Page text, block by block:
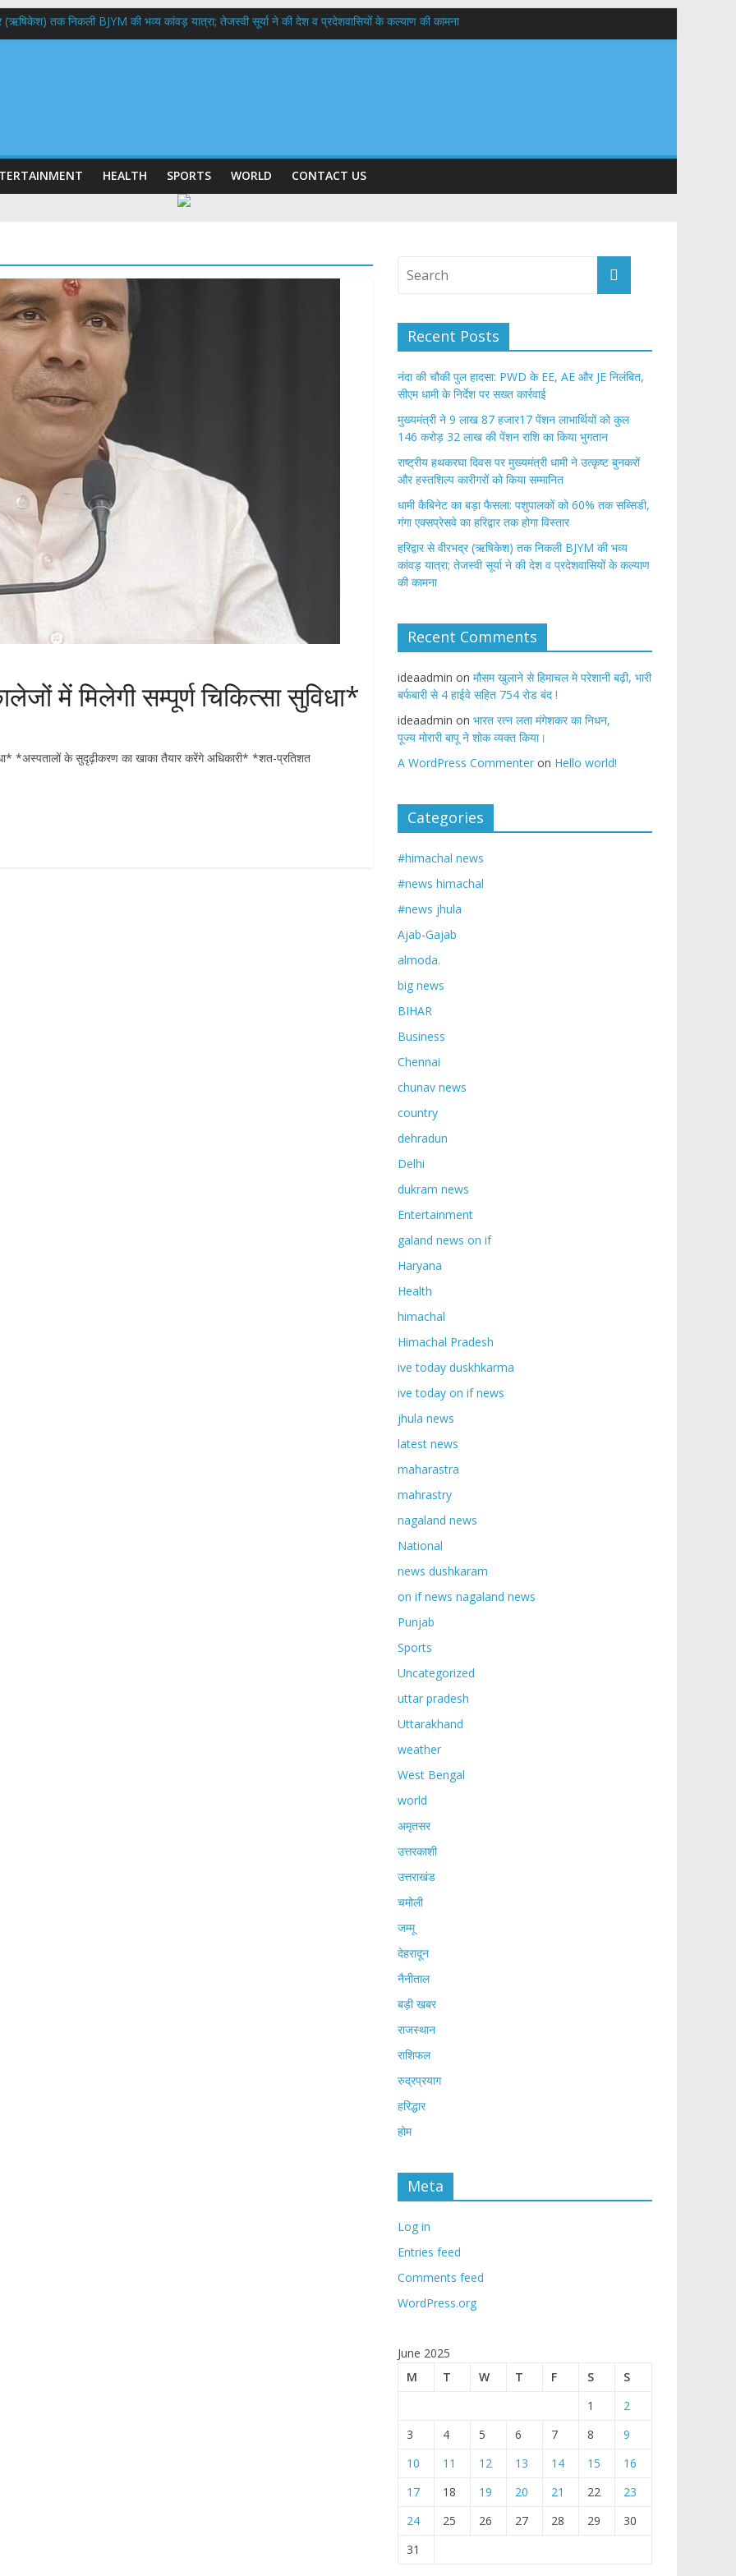
(ऋषिकेश) तक निकली BJYM की भव्य कांवड़ यात्रा; तेजस्वी सूर्या ने की देश व प्रदेशवासियों के कल्याण की कामना
PWD के EE, AE और JE निलंबित, सीएम धामी के निर्देश पर सख्त कार्रवाई
HEALTH SPORTS WORLD CONTACT US
में मिलेगी सम्पूर्ण चिकित्सा सुविधा*
*अस्पतालों के सुदृढ़ीकरण का खाका तैयार करेंगे अधिकारी* *शत-प्रतिशत
Recent Posts
नंदा की चौकी पुल हादसा: PWD के EE, AE और JE निलंबित,
सीएम धामी के निर्देश पर सख्त कार्रवाई
मुख्यमंत्री ने 9 लाख 87 हजार17 पेंशन लाभार्थियों को कुल
146 करोड़ 32 लाख की पेंशन राशि का किया भुगतान
राष्ट्रीय हथकरघा दिवस पर मुख्यमंत्री धामी ने उत्कृष्ट बुनकरों
और हस्तशिल्प कारीगरों को किया सम्मानित
​धामी कैबिनेट का बड़ा फैसला: पशुपालकों को 60% तक सब्सिडी,
गंगा एक्सप्रेसवे का हरिद्वार तक होगा विस्तार
​हरिद्वार से वीरभद्र (ऋषिकेश) तक निकली BJYM की भव्य
कांवड़ यात्रा; तेजस्वी सूर्या ने की देश व प्रदेशवासियों के कल्याण
की कामना
Recent Comments
ideaadmin on मौसम खुलाने से हिमाचल मे परेशानी बढ़ी, भारी
बर्फबारी से 4 हाईवे सहित 754 रोड बंद !
ideaadmin on भारत रत्न लता मंगेशकर का निधन,
पूज्य मोरारी बापू ने शोक व्यक्त किया।
A WordPress Commenter on Hello world!
Categories
#himachal news
#news himachal
#news jhula
Ajab-Gajab
almoda.
big news
BIHAR
Business
Chennai
chunav news
country
dehradun
Delhi
dukram news
Entertainment
galand news on if
Haryana
Health
himachal
Himachal Pradesh
ive today duskhkarma
ive today on if news
jhula news
latest news
maharastra
mahrastry
nagaland news
National
news dushkaram
on if news nagaland news
Punjab
Sports
Uncategorized
uttar pradesh
Uttarakhand
weather
West Bengal
world
अमृतसर
उत्तरकाशी
उत्तराखंड
चमोली
जम्मू
देहरादून
नैनीताल
बड़ी खबर
राजस्थान
राशिफल
रुद्रप्रयाग
हरिद्धार
होम
Meta
Log in
Entries feed
Comments feed
WordPress.org
June 2025
M
T W T F S
S
1
2
3
4 5 6 7 8
9
10
11 12 13 14 15
16
17
18 19 20 21 22
23
24
25 26 27 28 29
30
31